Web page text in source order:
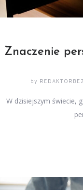
Znaczenie
by
W dzisiejszym świecie,